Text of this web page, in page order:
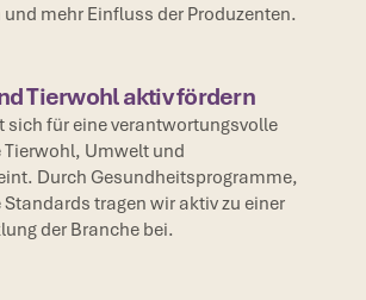
mehr Einfluss der Produzenten.
Tierwohl aktiv fördern
sich für eine verantwortungsvolle
Umwelt und
Durch Gesundheitsprogramme,
tragen wir aktiv zu einer
der Branche bei.